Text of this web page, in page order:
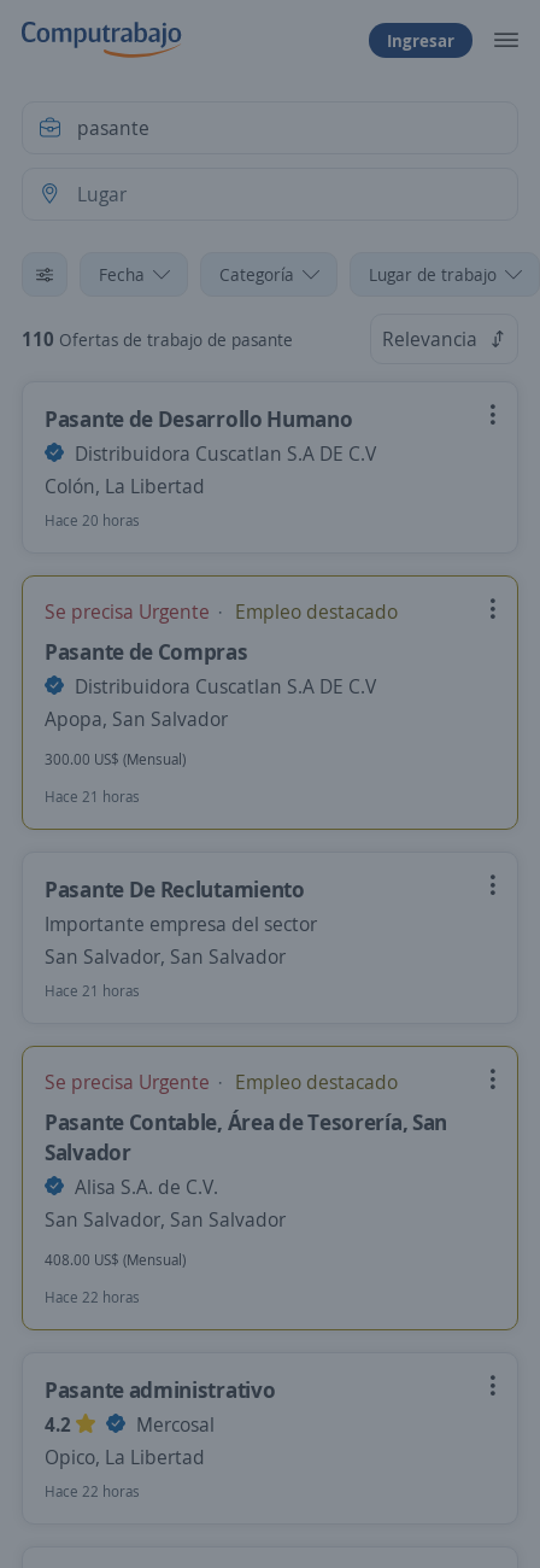
Ingresar
Fecha Categoría Lugar de trabajo
110 Ofertas de trabajo de pasante Relevancia
Pasante de Desarrollo Humano
Distribuidora Cuscatlan S.A DE C.V
Colón, La Libertad
Hace 20 horas
Se precisa Urgente Empleo destacado
Pasante de Compras
Distribuidora Cuscatlan S.A DE C.V
Apopa, San Salvador
300.00 US$ (Mensual)
Hace 21 horas
Pasante De Reclutamiento
Importante empresa del sector
San Salvador, San Salvador
Hace 21 horas
Se precisa Urgente Empleo destacado
Pasante Contable, Área de Tesorería, San
Salvador
Alisa S.A. de C.V.
San Salvador, San Salvador
408.00 US$ (Mensual)
Hace 22 horas
Pasante administrativo
4.2
Mercosal
Opico, La Libertad
Hace 22 horas